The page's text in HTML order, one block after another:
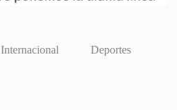
Internacional Deportes